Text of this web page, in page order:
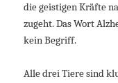
die geistigen Kräfte
zugeht. Das Wort
kein Begriff.
Alle drei Tiere sind